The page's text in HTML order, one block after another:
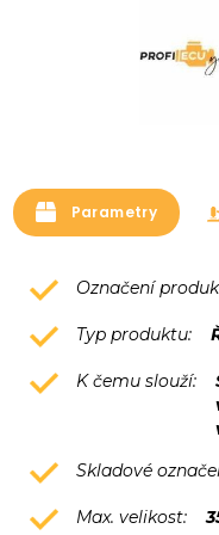
Parametry
Označení
Typ produktu:
K čemu slouží:
Skladové
Max. velikost: